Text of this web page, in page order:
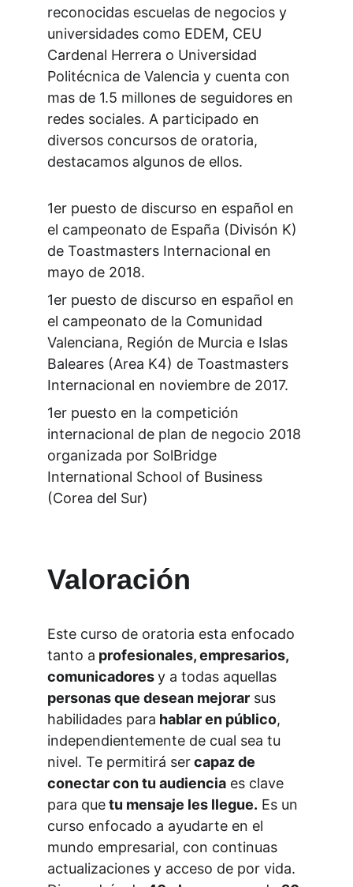
reconocidas escuelas de negocios y
universidades como EDEM, CEU
Cardenal Herrera o Universidad
Politécnica de Valencia y cuenta con
mas de 1.5 millones de seguidores en
redes sociales. A participado en
diversos concursos de oratoria,
destacamos algunos de ellos.
1er puesto de discurso en español en
el campeonato de España (Divisón K)
de Toastmasters Internacional en
mayo de 2018.
1er puesto de discurso en español en
el campeonato de la Comunidad
Valenciana, Región de Murcia e Islas
Baleares (Area K4) de Toastmasters
Internacional en noviembre de 2017.
1er puesto en la competición
internacional de plan de negocio 2018
organizada por SolBridge
International School of Business
(Corea del Sur)
Valoración
Este curso de oratoria esta enfocado
tanto a profesionales, empresarios,
comunicadores y a todas aquellas
personas que desean mejorar sus
habilidades para hablar en público,
independientemente de cual sea tu
nivel. Te permitirá ser capaz de
conectar con tu audiencia es clave
para que tu mensaje les llegue. Es un
curso enfocado a ayudarte en el
mundo empresarial, con continuas
actualizaciones y acceso de por vida.